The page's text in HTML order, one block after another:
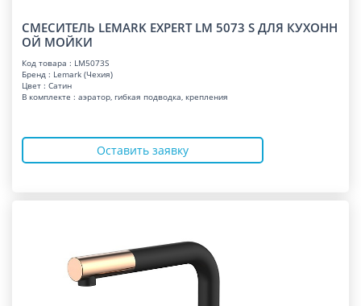
СМЕСИТЕЛЬ LEMARK EXPERT LM 5073 S ДЛЯ КУХОНН
ОЙ МОЙКИ
Код товара : LM5073S
Бренд : Lemark (Чехия)
Цвет : Сатин
В комплекте : аэратор, гибкая подводка, крепления
Оставить заявку